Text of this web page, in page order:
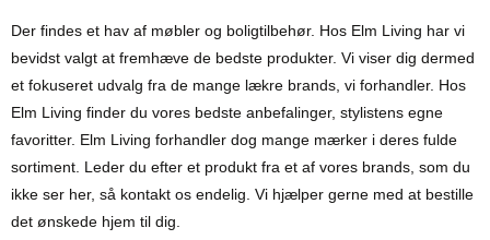
Der findes et hav af møbler og boligtilbehør. Hos Elm Living har vi
bevidst valgt at fremhæve de bedste produkter. Vi viser dig dermed
et fokuseret udvalg fra de mange lækre brands, vi forhandler. Hos
Elm Living finder du vores bedste anbefalinger, stylistens egne
favoritter. Elm Living forhandler dog mange mærker i deres fulde
sortiment. Leder du efter et produkt fra et af vores brands, som du
ikke ser her, så kontakt os endelig. Vi hjælper gerne med at bestille
det ønskede hjem til dig.